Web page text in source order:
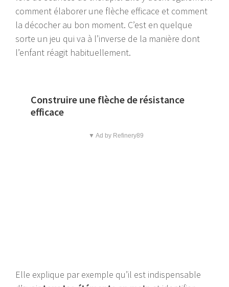
comment élaborer une flèche efficace et comment
la décocher au bon moment. C’est en quelque
sorte un jeu qui va à l’inverse de la manière dont
l’enfant réagit habituellement.
Construire une flèche de résistance
efficace
▼ Ad by Refinery89
Elle explique par exemple qu’il est indispensable